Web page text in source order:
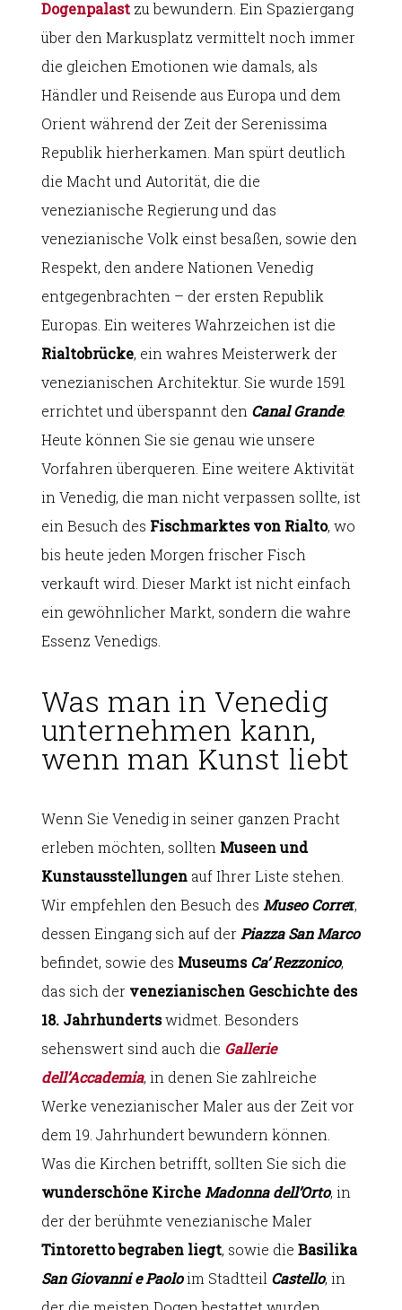
Dogenpalastzu bewundern. Ein Spaziergang
über den Markusplatz vermittelt noch immer
die gleichen Emotionen wie damals, als
Händler und Reisende aus Europa und dem
Orient während der Zeit der Serenissima
Republik hierherkamen. Man spürt deutlich
die Macht und Autorität, die die
venezianische Regierung und das
venezianische Volk einst besaßen, sowie den
Respekt, den andere Nationen Venedig
entgegenbrachten – der ersten Republik
Europas. Ein weiteres Wahrzeichen ist die
Rialtobrücke, ein wahres Meisterwerk der
venezianischen Architektur. Sie wurde 1591
errichtet und überspannt den Canal Grande.
Heute können Sie sie genau wie unsere
Vorfahren überqueren. Eine weitere Aktivität
in Venedig, die man nicht verpassen sollte, ist
ein Besuch des Fischmarktes von Rialto, wo
bis heute jeden Morgen frischer Fisch
verkauft wird. Dieser Markt ist nicht einfach
ein gewöhnlicher Markt, sondern die wahre
Essenz Venedigs.
Was man in Venedig
unternehmen kann,
wenn man Kunst liebt
Wenn Sie Venedig in seiner ganzen Pracht
erleben möchten, sollten Museen und
Kunstausstellungenauf Ihrer Liste stehen.
Wir empfehlen den Besuch des Museo Correr,
dessen Eingang sich auf derPiazza San Marco
befindet, sowie des MuseumsCa’ Rezzonico,
das sich der venezianischen Geschichte des
18. Jahrhundertswidmet. Besonders
sehenswert sind auch die Gallerie
dell’Accademia, in denen Sie zahlreiche
Werke venezianischer Maler aus der Zeit vor
dem 19. Jahrhundert bewundern können.
Was die Kirchen betrifft, sollten Sie sich die
wunderschöne KircheMadonna dell’Orto, in
der der berühmte venezianische Maler
Tintoretto begraben liegt, sowie die Basilika
San Giovanni e Paoloim Stadtteil Castello, in